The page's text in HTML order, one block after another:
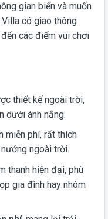
gian biển và muốn
có giao thông
các điểm vui chơi
thiết kế ngoài trời,
dưới ánh nắng.
miễn phí, rất thích
ngoài trời.
thanh hiện đại, phù
gia đình hay nhóm